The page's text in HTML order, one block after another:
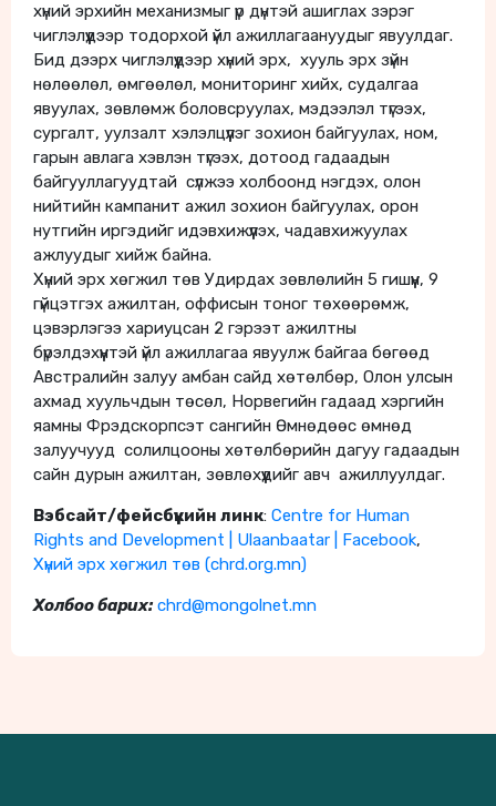
хүний эрхийн механизмыг үр дүнтэй ашиглах зэрэг
чиглэлүүдээр тодорхой үйл ажиллагаануудыг явуулдаг.
Бид дээрх чиглэлүүдээр хүний эрх, хууль эрх зүйн
нөлөөлөл, өмгөөлөл, мониторинг хийх, судалгаа
явуулах, зөвлөмж боловсруулах, мэдээлэл түгээх,
сургалт, уулзалт хэлэлцүүлэг зохион байгуулах, ном,
гарын авлага хэвлэн түгээх, дотоод гадаадын
байгууллагуудтай сүлжээ холбоонд нэгдэх, олон
нийтийн кампанит ажил зохион байгуулах, орон
нутгийн иргэдийг идэвхижүүлэх, чадавхижуулах
ажлуудыг хийж байна.
Хүний эрх хөгжил төв Удирдах зөвлөлийн 5 гишүүн, 9
гүйцэтгэх ажилтан, оффисын тоног төхөөрөмж,
цэвэрлэгээ хариуцсан 2 гэрээт ажилтны
бүрэлдэхүүнтэй үйл ажиллагаа явуулж байгаа бөгөөд
Австралийн залуу амбан сайд хөтөлбөр, Олон улсын
ахмад хуульчдын төсөл, Норвегийн гадаад хэргийн
яамны Фрэдскорпсэт сангийн Өмнөдөөс өмнөд
залуучууд солилцооны хөтөлбөрийн дагуу гадаадын
сайн дурын ажилтан, зөвлөхүүдийг авч ажиллуулдаг.
Вэбсайт/фейсбүүкийн линк: Centre for Human
Rights and Development | Ulaanbaatar | Facebook,
Хүний эрх хөгжил төв (chrd.org.mn)
Холбообарих: chrd@mongolnet.mn